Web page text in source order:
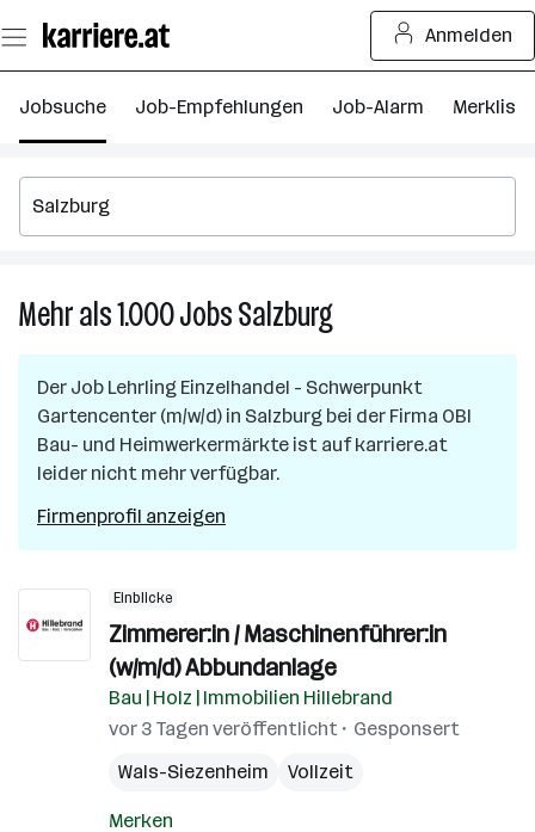
Seiteninhalt
springen
Anmelden
Jobsuche Job-Empfehlungen Job-Alarm Merkliste
Mehr als 1.000JobsSalzburgMehr
als
Jobs
in
Salzburg
Der Job Lehrling Einzelhandel - Schwerpunkt
Gartencenter (m/w/d) in Salzburg bei der Firma OBI
Bau- und Heimwerkermärkte ist auf karriere.at
leider nicht mehr verfügbar.
Firmenprofil anzeigen
Einblicke
Zimmerer:in / Maschinenführer:in
(w/m/d) Abbundanlage
Bau | Holz | Immobilien Hillebrand
vor 3 Tagen veröffentlicht
Gesponsert
Wals-Siezenheim
Vollzeit
Merken